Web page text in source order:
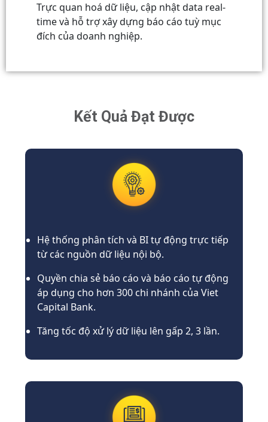
Trực quan hoá dữ liệu, cập nhật data real-
time và hỗ trợ xây dựng báo cáo tuỳ mục
đích của doanh nghiệp.
Kết Quả Đạt Được
Hệ thống phân tích và BI tự động trực tiếp
từ các nguồn dữ liệu nội bộ.
Quyền chia sẻ báo cáo và báo cáo tự động
áp dụng cho hơn 300 chi nhánh của Viet
Capital Bank.
Tăng tốc độ xử lý dữ liệu lên gấp 2, 3 lần.